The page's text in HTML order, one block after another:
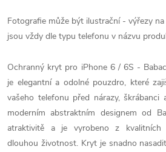
Fotografie může být ilustrační - výřezy
jsou vždy dle typu telefonu v názvu
Ochranný kryt pro iPhone 6 / 6S -
je elegantní a odolné pouzdro, které
vašeho telefonu před nárazy, škrábanci
moderním abstraktním designem od
atraktivitě a je vyrobeno z kvalitních
dlouhou životnost. Kryt je snadno